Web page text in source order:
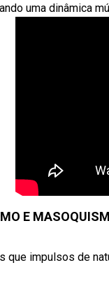
uma dinâmica
E
que impulsos de